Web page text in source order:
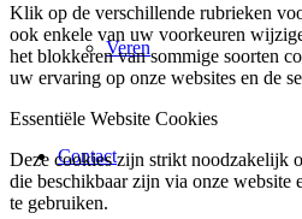
Veren
Contact
Klik op de verschillende rubrieken
ook enkele van uw voorkeuren
het blokkeren van sommige soorten
uw ervaring op onze websites en de
Essentiële Website Cookies
Deze cookies zijn strikt noodzakelijk
die beschikbaar zijn via onze website
te gebruiken.